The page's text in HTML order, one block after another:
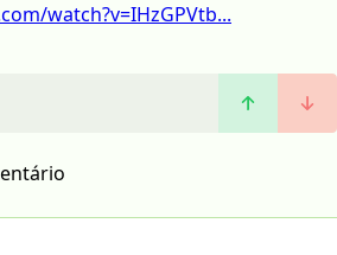
watch?v=IHzGPVtb...